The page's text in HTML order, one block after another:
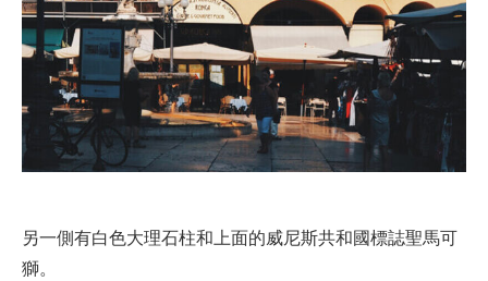
另一側有白色大理石柱和上面的威尼斯共和國標誌聖馬可
獅。